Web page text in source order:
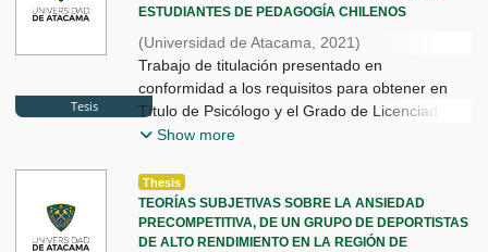
Tesis
ESTUDIANTES DE PEDAGOGÍA CHILENOS
(Universidad de Atacama 2021)
Aracena Vega, Marcelo Antonio;
Gutiérrez Avila, Jessica Alicia ;
López Álvarez, Matías Ignacio
Valenzuela Barrios, Carlos Ignacio
Trabajo de titulación presentado en
conformidad a los requisitos para obtener en
Título de Psicólogo y el Grado de Licenciado en
Psicología.
Show more
Thesis
TEORÍAS SUBJETIVAS SOBRE LA ANSIEDAD
PRECOMPETITIVA, DE UN GRUPO DE DEPORTISTAS
DE ALTO RENDIMIENTO EN LA REGIÓN DE